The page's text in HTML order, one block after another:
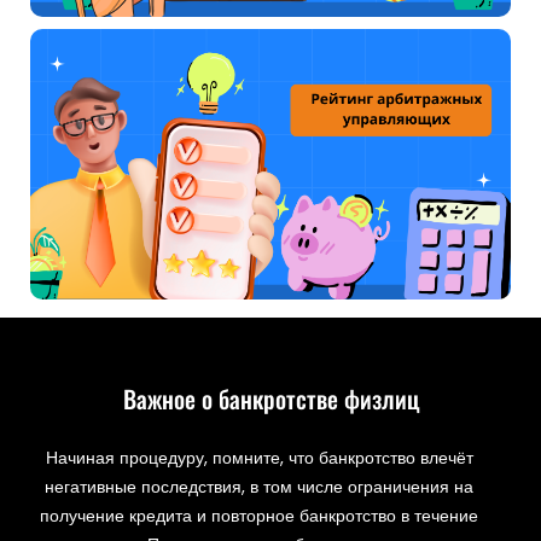
Важное о банкротстве физлиц
Начиная процедуру, помните, что банкротство влечёт
негативные последствия, в том числе ограничения на
получение кредита и повторное банкротство в течение